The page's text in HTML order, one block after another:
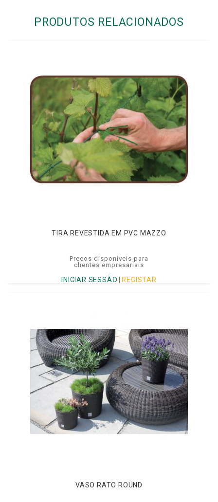
PRODUTOS RELACIONADOS
TIRA REVESTIDA EM PVC MAZZO
Preços disponíveis para
clientes empresariais
INICIAR SESSÃO REGISTAR
VASO RATO ROUND